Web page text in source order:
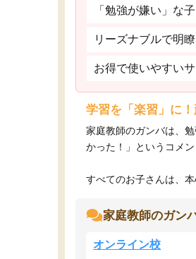
「勉強が嫌い」な
リーズナブルで明
お得で使いやすい
学習を「楽習」に
家庭教師のガンバは、
かった！」というコメ
すべてのお子さんは、
家庭教師のガン
オンライン校